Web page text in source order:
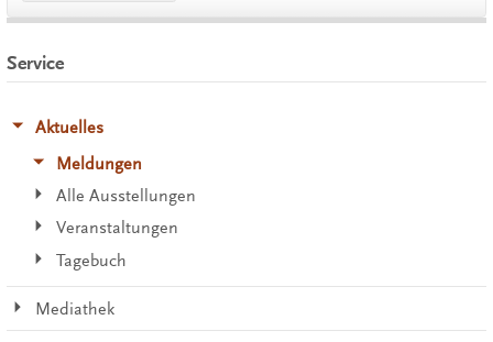
Service
Aktuelles
Meldungen
Alle Ausstellungen
Veranstaltungen
Tagebuch
Mediathek